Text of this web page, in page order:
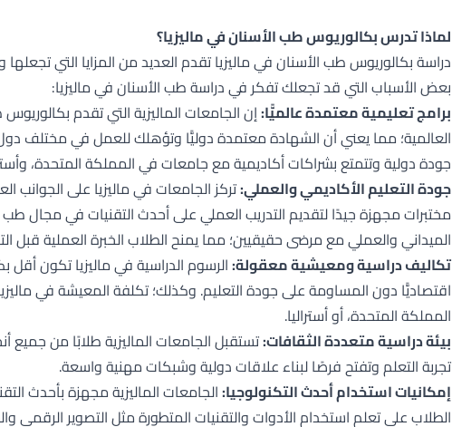
لماذا تدرس بكالوريوس طب الأسنان في ماليزيا؟
دراسة بكالوريوس طب الأسنان في ماليزيا تقدم العديد من المزايا التي
بعض الأسباب التي قد تجعلك تفكر في دراسة طب الأسنان في ماليزيا:
برامج تعليمية معتمدة عالميًّا:إن الجامعات الماليزية التي تقدم
العالمية؛ مما يعني أن الشهادة معتمدة دوليًّا وتؤهلك للعمل في مختلف دول
جودة دولية وتتمتع بشراكات أكاديمية مع جامعات في المملكة المتحدة،
جودة التعليم الأكاديمي والعملي:تركز الجامعات في ماليزيا على الجوانب
مختبرات مجهزة جيدًا لتقديم التدريب العملي على أحدث التقنيات في مجال طب
الميداني والعملي مع مرضى حقيقيين؛ مما يمنح الطلاب الخبرة العملية قبل
تكاليف دراسية ومعيشية معقولة:الرسوم الدراسية في ماليزيا تكون أقل
اقتصاديًّا دون المساومة على جودة التعليم. وكذلك؛ تكلفة المعيشة في
المملكة المتحدة، أو أستراليا.
بيئة دراسية متعددة الثقافات:تستقبل الجامعات الماليزية طلابًا من جميع
تجربة التعلم وتفتح فرصًا لبناء علاقات دولية وشبكات مهنية واسعة.
إمكانيات استخدام أحدث التكنولوجيا:الجامعات الماليزية مجهزة بأحدث
الطلاب على تعلم استخدام الأدوات والتقنيات المتطورة مثل التصوير الرقمي